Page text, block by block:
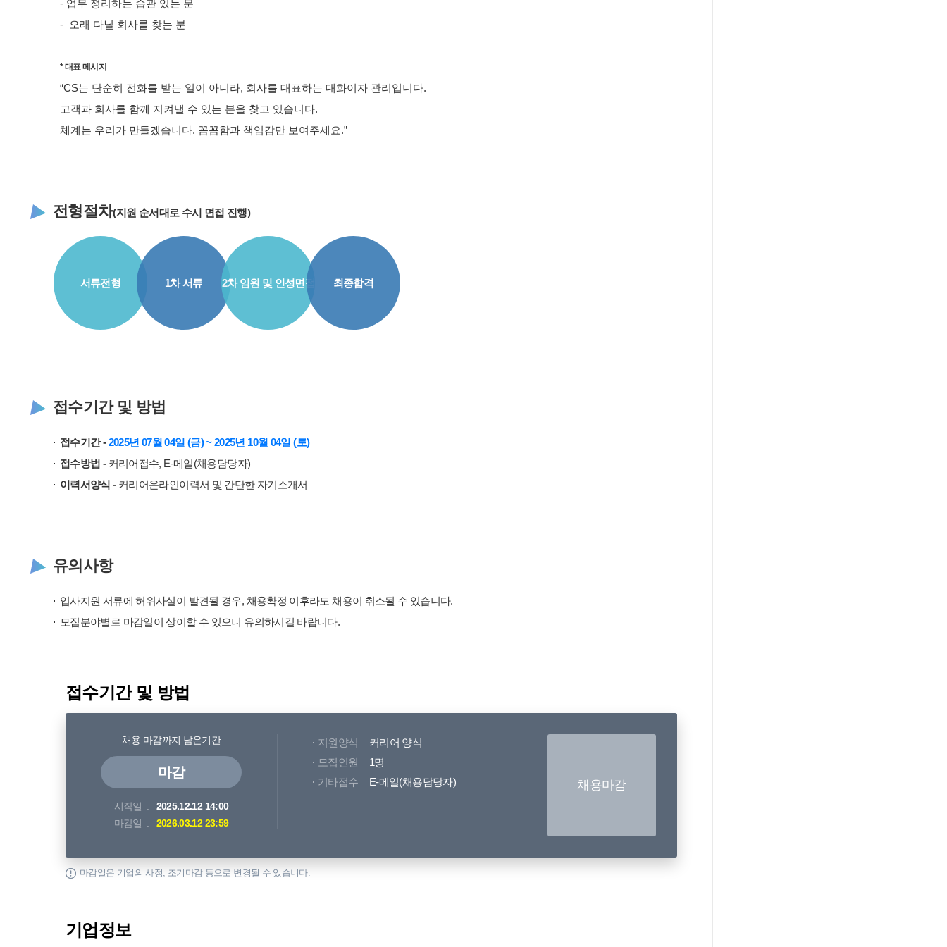
- 업무 정리하는 습관 있는 분
- 오래 다닐 회사를 찾는 분
*대표 메시지
“CS는 단순히 전화를 받는 일이 아니라, 회사를 대표하는 대화이자 관리입니다.
고객과 회사를 함께 지켜낼 수 있는 분을 찾고 있습니다.
체계는 우리가 만들겠습니다. 꼼꼼함과 책임감만 보여주세요.”
전형절차(지원 순서대로 수시 면접 진행)
서류전형 1차 서류 2차 임원 및 인성면접 최종합격
접수기간 및 방법
접수기간 -2025년 07월 04일 (금) ~ 2025년 10월 04일 (토)
접수방법 - 커리어접수, E-메일(채용담당자)
이력서양식 - 커리어온라인이력서 및 간단한 자기소개서
유의사항
입사지원 서류에 허위사실이 발견될 경우, 채용확정 이후라도 채용이 취소될 수 있습니다.
모집분야별로 마감일이 상이할 수 있으니 유의하시길 바랍니다.
접수기간 및 방법
채용 마감까지 남은기간
마감
시작일
2025.12.12 14:00
마감일
2026.03.12 23:59
지원양식
커리어 양식
모집인원
1명
기타접수
E-메일(채용담당자) 채용마감
마감일은 기업의 사정, 조기마감 등으로 변경될 수 있습니다.
기업정보